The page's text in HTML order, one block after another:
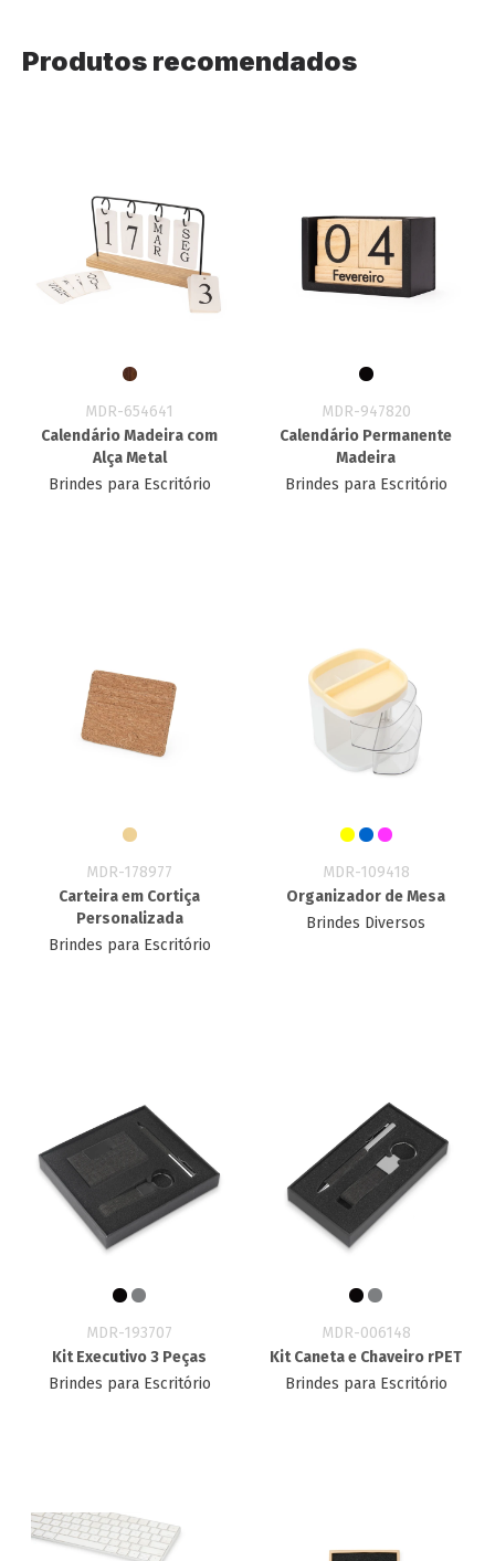
Produtos recomendados
MDR-654641
Calendário Madeira com
Alça Metal
Brindes para Escritório
MDR-947820
Calendário Permanente
Madeira
Brindes para Escritório
MDR-178977
Carteira em Cortiça
Personalizada
Brindes para Escritório
MDR-109418
Organizador de Mesa
Brindes Diversos
MDR-193707
Kit Executivo 3 Peças
Brindes para Escritório
MDR-006148
Kit Caneta e Chaveiro rPET
Brindes para Escritório